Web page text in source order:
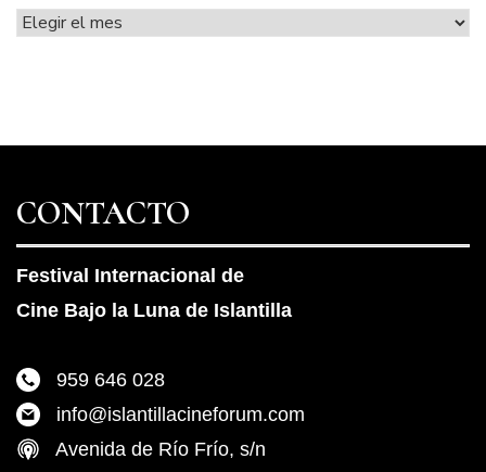
Archivos
CONTACTO
Festival Internacional de
Cine Bajo la Luna de Islantilla
959 646 028
info@islantillacineforum.com
Avenida de Río Frío, s/n